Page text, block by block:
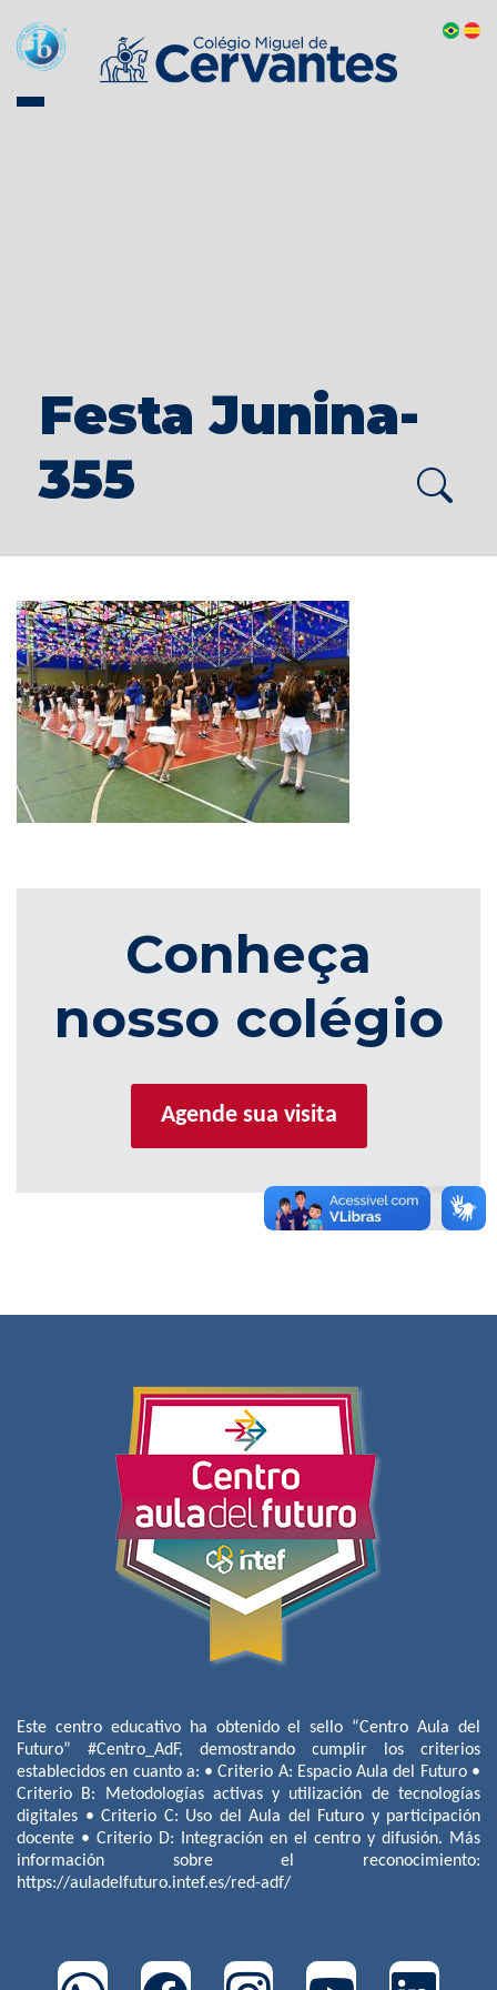
Festa Junina-
355
Conheça
nosso colégio
Agende sua visita
Este centro educativo ha obtenido el sello “Centro Aula del
Futuro” #Centro_AdF, demostrando cumplir los criterios
establecidos en cuanto a: • Criterio A: Espacio Aula del Futuro •
Criterio B: Metodologías activas y utilización de tecnologías
digitales • Criterio C: Uso del Aula del Futuro y participación
docente • Criterio D: Integración en el centro y difusión. Más
información sobre el reconocimiento:
https://auladelfuturo.intef.es/red-adf/